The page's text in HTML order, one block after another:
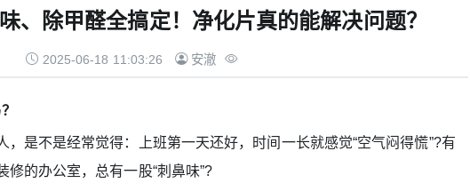
、除甲醛全搞定！净化片真的能解决问题？
2025-06-18 11:03:26 安澈
不是经常觉得：上班第一天还好，时间一长就感觉“空气闷得慌”?有
的办公室，总有一股“刺鼻味”?